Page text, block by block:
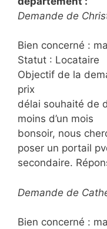
Demande de
Bien concerné :
Statut : Locataire
Objectif de la
prix
délai souhaité de
moins d’un mois
bonsoir, nous
poser un portail
secondaire.
Demande de
Bien concerné :